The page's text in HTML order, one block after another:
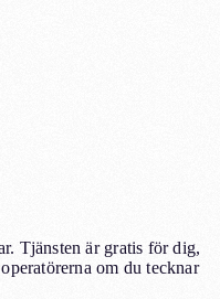
Tjänsten är gratis för dig,
om du tecknar